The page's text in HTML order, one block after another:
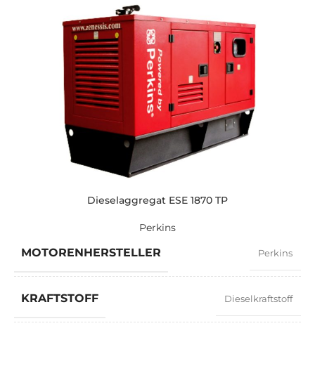
GESCHWINDIGKEIT
STROMSTÄRKE
STANDARDSPANNUNG 400 / 230 V
LEISTUNG (KVA)
Dieselaggregat ESE 1870 TP
Perkins
MOTORENHERSTELLER Perkins
KRAFTSTOFF Dieselkraftstoff